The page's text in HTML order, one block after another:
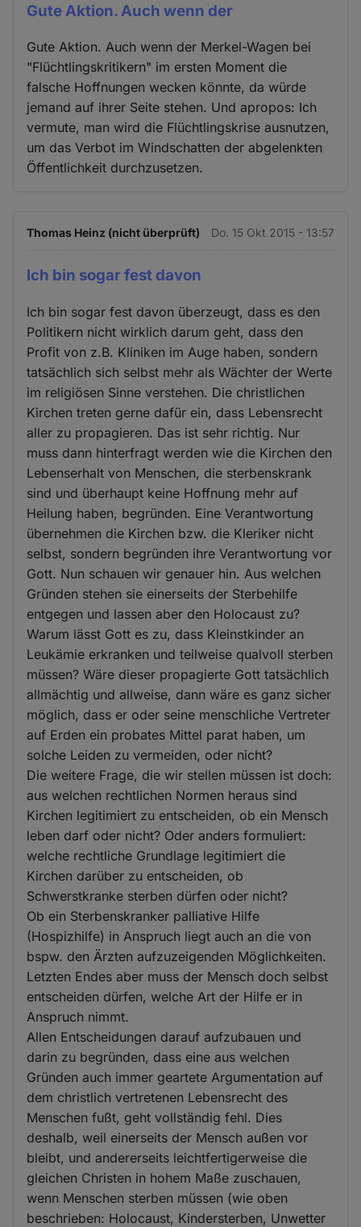
Gute Aktion. Auch wenn der
Gute Aktion. Auch wenn der Merkel-Wagen bei
"Flüchtlingskritikern" im ersten Moment die
falsche Hoffnungen wecken könnte, da würde
jemand auf ihrer Seite stehen. Und apropos: Ich
vermute, man wird die Flüchtlingskrise ausnutzen,
um das Verbot im Windschatten der abgelenkten
Öffentlichkeit durchzusetzen.
Thomas Heinz (nicht überprüft) Do. 15 Okt 2015 - 13:57
Ich bin sogar fest davon
Ich bin sogar fest davon überzeugt, dass es den
Politikern nicht wirklich darum geht, dass den
Profit von z.B. Kliniken im Auge haben, sondern
tatsächlich sich selbst mehr als Wächter der Werte
im religiösen Sinne verstehen. Die christlichen
Kirchen treten gerne dafür ein, dass Lebensrecht
aller zu propagieren. Das ist sehr richtig. Nur
muss dann hinterfragt werden wie die Kirchen den
Lebenserhalt von Menschen, die sterbenskrank
sind und überhaupt keine Hoffnung mehr auf
Heilung haben, begründen. Eine Verantwortung
übernehmen die Kirchen bzw. die Kleriker nicht
selbst, sondern begründen ihre Verantwortung vor
Gott. Nun schauen wir genauer hin. Aus welchen
Gründen stehen sie einerseits der Sterbehilfe
entgegen und lassen aber den Holocaust zu?
Warum lässt Gott es zu, dass Kleinstkinder an
Leukämie erkranken und teilweise qualvoll sterben
müssen? Wäre dieser propagierte Gott tatsächlich
allmächtig und allweise, dann wäre es ganz sicher
möglich, dass er oder seine menschliche Vertreter
auf Erden ein probates Mittel parat haben, um
solche Leiden zu vermeiden, oder nicht?
Die weitere Frage, die wir stellen müssen ist doch:
aus welchen rechtlichen Normen heraus sind
Kirchen legitimiert zu entscheiden, ob ein Mensch
leben darf oder nicht? Oder anders formuliert:
welche rechtliche Grundlage legitimiert die
Kirchen darüber zu entscheiden, ob
Schwerstkranke sterben dürfen oder nicht?
Ob ein Sterbenskranker palliative Hilfe
(Hospizhilfe) in Anspruch liegt auch an die von
bspw. den Ärzten aufzuzeigenden Möglichkeiten.
Letzten Endes aber muss der Mensch doch selbst
entscheiden dürfen, welche Art der Hilfe er in
Anspruch nimmt.
Allen Entscheidungen darauf aufzubauen und
darin zu begründen, dass eine aus welchen
Gründen auch immer geartete Argumentation auf
dem christlich vertretenen Lebensrecht des
Menschen fußt, geht vollständig fehl. Dies
deshalb, weil einerseits der Mensch außen vor
bleibt, und andererseits leichtfertigerweise die
gleichen Christen in hohem Maße zuschauen,
wenn Menschen sterben müssen (wie oben
beschrieben: Holocaust, Kindersterben, Unwetter